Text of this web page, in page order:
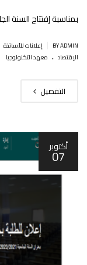
بمناسبة إفتتاح السنة الجامعية
BY ADMIN إعلانات للأساتذة
الإقتصاد . معهد التكنولوجيا
التفصيل
أكتوبر
07